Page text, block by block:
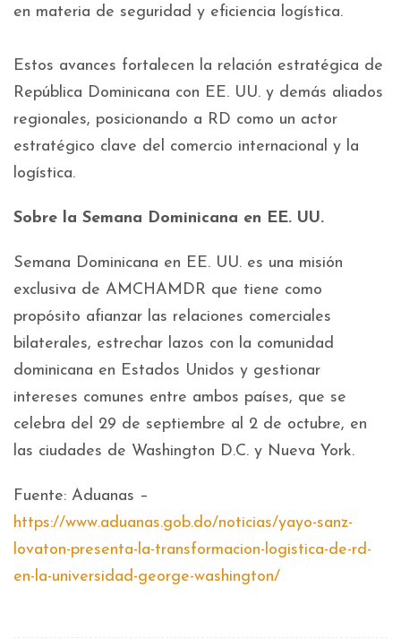
en materia de seguridad y eficiencia logística.
Estos avances fortalecen la relación estratégica de
República Dominicana con EE. UU. y demás aliados
regionales, posicionando a RD como un actor
estratégico clave del comercio internacional y la
logística.
Sobre la Semana Dominicana en EE. UU.
Semana Dominicana en EE. UU. es una misión
exclusiva de AMCHAMDR que tiene como
propósito afianzar las relaciones comerciales
bilaterales, estrechar lazos con la comunidad
dominicana en Estados Unidos y gestionar
intereses comunes entre ambos países, que se
celebra del 29 de septiembre al 2 de octubre, en
las ciudades de Washington D.C. y Nueva York.
Fuente: Aduanas –
https://www.aduanas.gob.do/noticias/yayo-sanz-
lovaton-presenta-la-transformacion-logistica-de-rd-
en-la-universidad-george-washington/